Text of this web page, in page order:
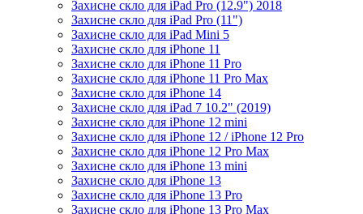
Захисне скло для iPad Pro (12.9") 2018
Захисне скло для iPad Pro (11")
Захисне скло для iPad Mini 5
Захисне скло для iPhone 11
Захисне скло для iPhone 11 Pro
Захисне скло для iPhone 11 Pro Max
Захисне скло для iPhone 14
Захисне скло для iPad 7 10.2" (2019)
Захисне скло для iPhone 12 mini
Захисне скло для iPhone 12 / iPhone 12 Pro
Захисне скло для iPhone 12 Pro Max
Захисне скло для iPhone 13 mini
Захисне скло для iPhone 13
Захисне скло для iPhone 13 Pro
Захисне скло для iPhone 13 Pro Max